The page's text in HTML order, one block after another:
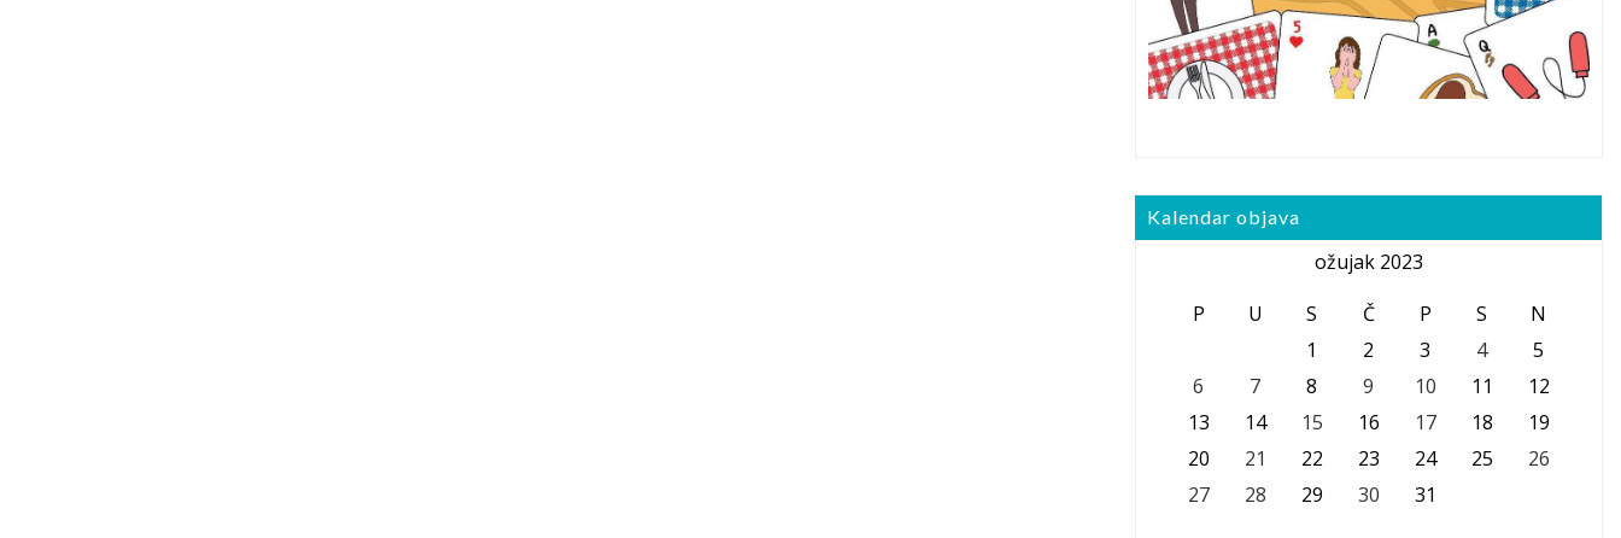
Kalendar objava
ožujak 2023
P
U S Č P S N
1 2 3 4
5
6
7 8 9 10 11
12
13
14 15 16 17 18
19
20
21 22 23 24 25
26
27
28 29 30 31